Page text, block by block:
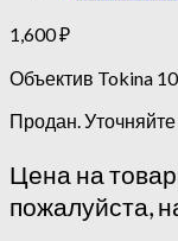
1,600₽
Объектив Tokina
Продан.
Цена на
пожалуйста,